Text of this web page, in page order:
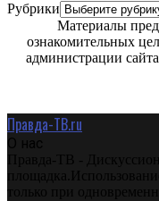
Рубрики
Материалы
ознакомительных
администрации
Правда-ТВ.ru
О нас
Правда-ТВ -
только при